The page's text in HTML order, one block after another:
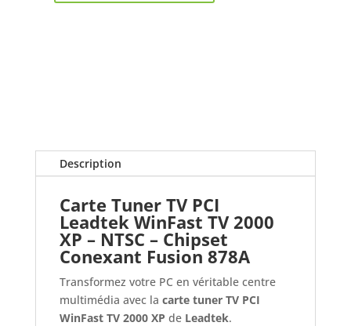
TV
2000
NTSC
Chipset
Conexant
Fusion
878A
Description
Carte Tuner TV PCI
Leadtek WinFast TV 2000
XP – NTSC – Chipset
Conexant Fusion 878A
Transformez votre PC en véritable centre
multimédia avec la carte tuner TV PCI
WinFast TV 2000 XP de Leadtek.